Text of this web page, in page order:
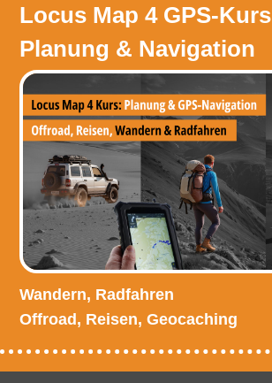
Locus Map 4 GPS-Kurs
Planung & Navigation
Wandern, Radfahren
Offroad, Reisen, Geocaching